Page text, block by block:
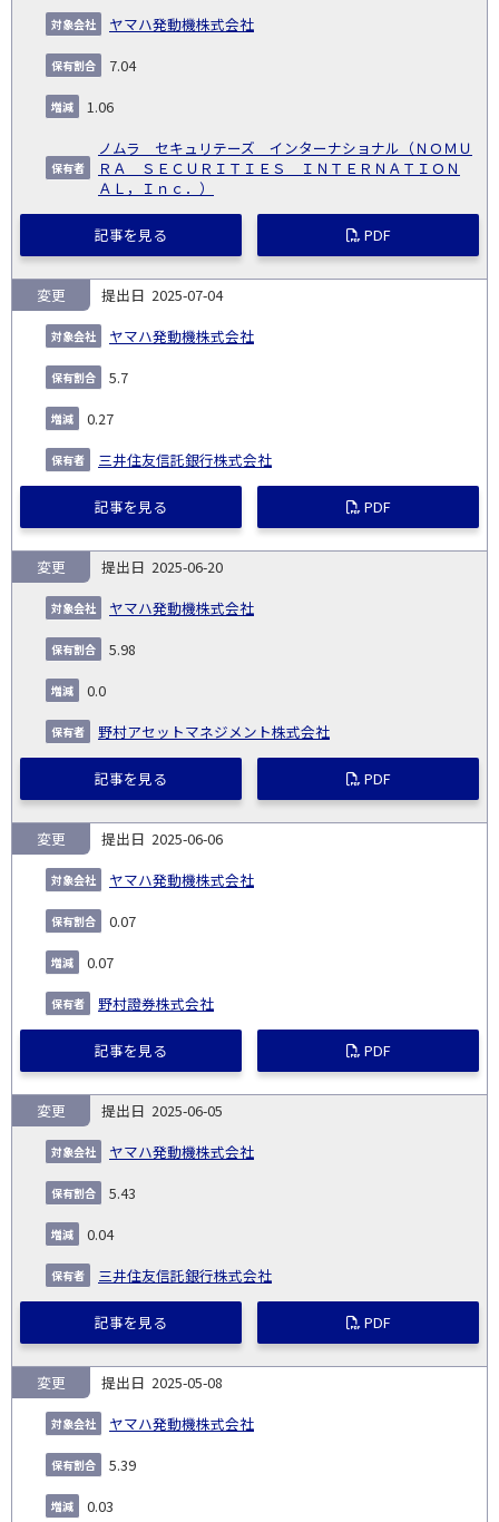
ヤマハ発動機株式会社
7.04
1.06
ノムラ セキュリテーズ インターナショナル（ＮＯＭＵ
ＲＡ ＳＥＣＵＲＩＴＩＥＳ ＩＮＴＥＲＮＡＴＩＯＮ
ＡＬ，Ｉｎｃ．）
記事を見る PDF
2025-07-04
ヤマハ発動機株式会社
変更
5.7
0.27
三井住友信託銀行株式会社
記事を見る PDF
2025-06-20
ヤマハ発動機株式会社
変更
5.98
0.0
野村アセットマネジメント株式会社
記事を見る PDF
2025-06-06
ヤマハ発動機株式会社
変更
0.07
0.07
野村證券株式会社
記事を見る PDF
2025-06-05
ヤマハ発動機株式会社
変更
5.43
0.04
三井住友信託銀行株式会社
記事を見る PDF
2025-05-08
ヤマハ発動機株式会社
変更
5.39
0.03